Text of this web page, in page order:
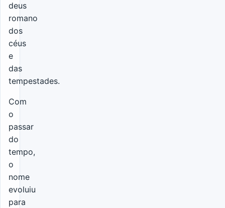
deus
romano
dos
céus
e
das
tempestades.
Com
o
passar
do
tempo,
o
nome
evoluiu
para